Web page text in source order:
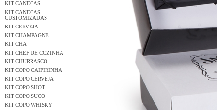
KIT CANECAS
KIT CANECAS
CUSTOMIZADAS
KIT CERVEJA
KIT CHAMPAGNE
KIT CHÁ
KIT CHEF DE COZINHA
KIT CHURRASCO
KIT COPO CAIPIRINHA
KIT COPO CERVEJA
KIT COPO SHOT
KIT COPO SUCO
KIT COPO WHISKY